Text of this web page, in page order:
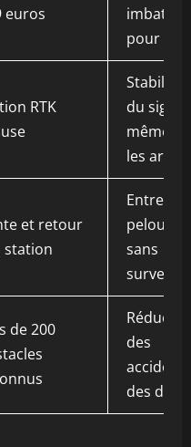
euros
pour
RTK
du signal
même
les
et retour
station
Entretien
pelouse
sans
de 200
des
des